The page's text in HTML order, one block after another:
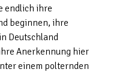
endlich ihre
beginnen, ihre
Deutschland
Anerkennung hier
einem polternden